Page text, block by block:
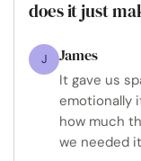
does it just
J James
It gave us
emotionally
how much
we needed